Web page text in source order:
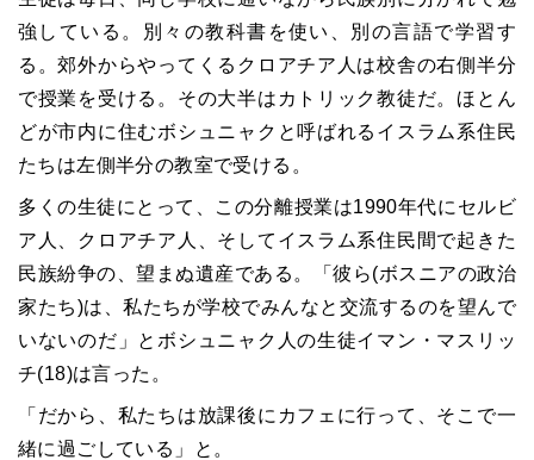
強している。別々の教科書を使い、別の言語で学習す
る。郊外からやってくるクロアチア人は校舎の右側半分
で授業を受ける。その大半はカトリック教徒だ。ほとん
どが市内に住むボシュニャクと呼ばれるイスラム系住民
たちは左側半分の教室で受ける。
多くの生徒にとって、この分離授業は1990年代にセルビ
ア人、クロアチア人、そしてイスラム系住民間で起きた
民族紛争の、望まぬ遺産である。「彼ら(ボスニアの政治
家たち)は、私たちが学校でみんなと交流するのを望んで
いないのだ」とボシュニャク人の生徒イマン・マスリッ
チ(18)は言った。
「だから、私たちは放課後にカフェに行って、そこで一
緒に過ごしている」と。